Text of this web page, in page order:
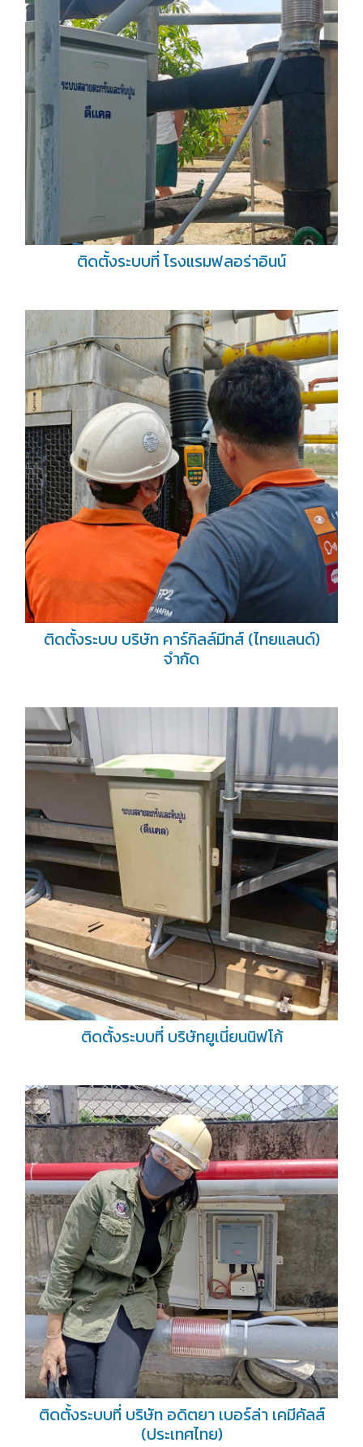
ติดตั้งระบบที่ โรงแรมฟลอร่าอินน์
ติดตั้งระบบ บริษัท คาร์กิลล์มีทส์ (ไทยแลนด์)
จำกัด
ติดตั้งระบบที่ บริษัทยูเนี่ยนนิฟโก้
ติดตั้งระบบที่ บริษัท อดิตยา เบอร์ล่า เคมีคัลส์
(ประเทศไทย)